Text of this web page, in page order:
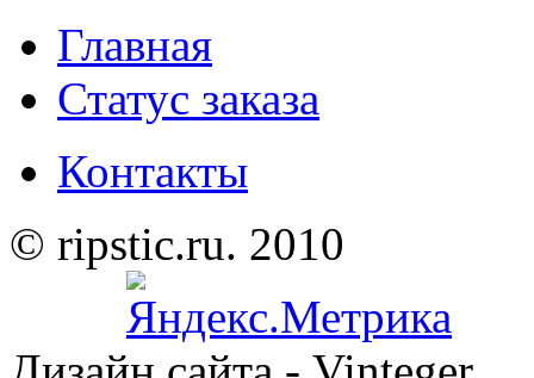
Главная
Статус заказа
Контакты
© ripstic.ru. 2010